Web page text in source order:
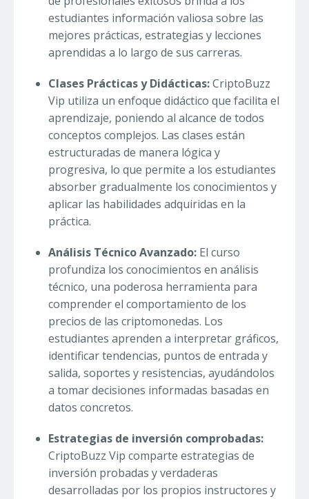
estudiantes información valiosa sobre las
mejores prácticas, estrategias y lecciones
aprendidas a lo largo de sus carreras.
Clases Prácticas y Didácticas:CriptoBuzz
Vip utiliza un enfoque didáctico que facilita el
aprendizaje, poniendo al alcance de todos
conceptos complejos. Las clases están
estructuradas de manera lógica y
progresiva, lo que permite a los estudiantes
absorber gradualmente los conocimientos y
aplicar las habilidades adquiridas en la
práctica.
Análisis Técnico Avanzado: El curso
profundiza los conocimientos en análisis
técnico, una poderosa herramienta para
comprender el comportamiento de los
precios de las criptomonedas. Los
estudiantes aprenden a interpretar gráficos,
identificar tendencias, puntos de entrada y
salida, soportes y resistencias, ayudándolos
a tomar decisiones informadas basadas en
datos concretos.
Estrategias de inversión comprobadas:
CriptoBuzz Vip comparte estrategias de
inversión probadas y verdaderas
desarrolladas por los propios instructores y